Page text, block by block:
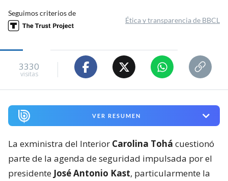
Seguimos criterios de
Ética y transparencia de BBCL
3330
visitas
VER RESUMEN
La exministra del Interior Carolina Tohá cuestionó
parte de la agenda de seguridad impulsada por el
presidente José Antonio Kast, particularmente la